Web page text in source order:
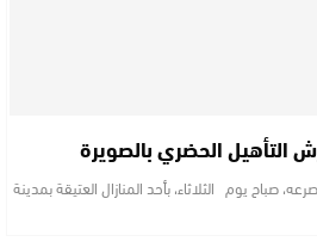
التأهيل الحضري بالصويرة
صباح يوم الثلاثاء، بأحد المنازال العتيقة بمدينة